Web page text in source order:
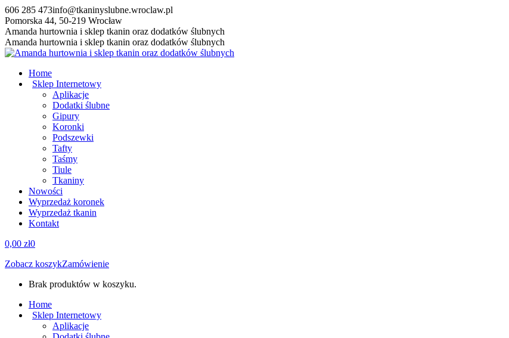
Przewiń
do
zawartości
606 285 473info@tkaninyslubne.wroclaw.pl
Pomorska 44, 50-219 Wrocław
Facebook
page
opens
new
window
Amanda hurtownia i sklep tkanin oraz dodatków ślubnych
Amanda hurtownia i sklep tkanin oraz dodatków ślubnych
Home
Sklep Internetowy
Aplikacje
Dodatki ślubne
Gipury
Koronki
Podszewki
Tafty
Taśmy
Tiule
Tkaniny
Nowości
Wyprzedaż koronek
Wyprzedaż tkanin
Kontakt
0,00 zł0
Zobacz koszykZamówienie
Brak produktów w koszyku.
Home
Sklep Internetowy
Aplikacje